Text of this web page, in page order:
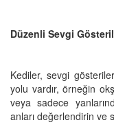
Düzenli Sevgi
Kediler, sevgi
yolu vardır, örneğin
veya sadece
anları değerlendirin ve